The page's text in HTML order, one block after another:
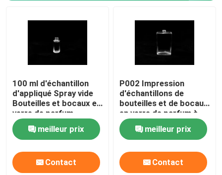
100 ml d'échantillon
d'appliqué Spray vide
Bouteilles et bocaux en
verre de parfum
meilleur prix
Contact
P002 Impression
d'échantillons de
bouteilles et de bocaux
en verre de parfum à
pulvérisation vide
meilleur prix
Contact